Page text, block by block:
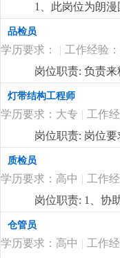
1、此岗位为朗
灯带、商业照明
3、有很强的业
迎志同道合的有
品检员
学历要求： | 工作经验
岗位职责: 负责
灯带结构工程师
学历要求：大专 | 工作
岗位职责: 岗位
产工艺（焊接、
以上led灯带产品
悉线路板原理，
力，能承受较大
坚持长期主义的
质检员
学历要求：高中 | 工作
岗位职责: 1、协
2、现场巡检预
障分析并进行跟
2、熟练使用办
仓管员
学历要求：高中 | 工作